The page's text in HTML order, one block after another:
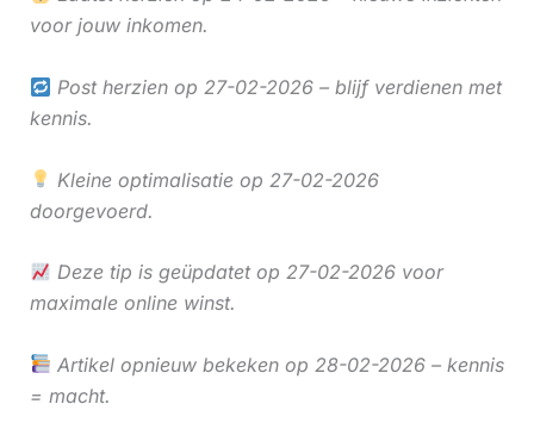
voor jouw inkomen.
Post herzien op 27-02-2026 – blijf verdienen met
kennis.
Kleine optimalisatie op 27-02-2026
doorgevoerd.
Deze tip is geüpdatet op 27-02-2026 voor
maximale online winst.
Artikel opnieuw bekeken op 28-02-2026 – kennis
= macht.